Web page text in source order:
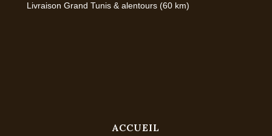
Livraison Grand Tunis & alentours (60 km)
ACCUEIL